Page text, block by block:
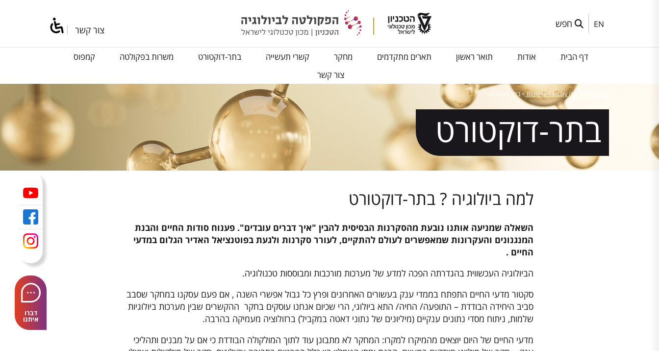
EN חפש
צור קשר
דף הבית אודות תואר ראשון תארים מתקדמים מחקר קשרי תעשייה בתר-דוקטורט משרות בפקולטה
קמפוס
צור קשר
דברו
איתנו
פקולטה לביולוגיה Biology Faculty >בתר-דוקטורט
בתר-דוקטורט
למה ביולוגיה ? בתר-דוקטורט
השאלה שמניעה אותנו נובעת מהסקרנות הבסיסית להבין "איך דברים עובדים". פענוח סודות החיים והבנת
המנגנונים והעקרונות שמאפשרים לעולם להתקיים, לעורר סקרנות ולגעת בפוטנציאל האדיר הגלום במדעי
החיים .
הביולוגיה העכשווית בהגדרתה הפכה למדע של מערכות מורכבות ומבוססות טכנולוגיה.
סקטור מדעי החיים התפתח בממדי ענק בעשורים האחרונים ופרץ כל גבול אפשרי השנה , אם פעם עסקנו במחקר שסבב
סביב היחידה הבודדת – התופעה/ החיה/ התא ביולוגי, הרי שכיום אנחנו עוסקים בחקר ההקשרים שבין מערכות ביולוגיות
שלמות, ניתוח מסדי נתונים ענקיים (מיליונים של נתוני דאטה במקביל) ברזולוציה מעמיקה בהרבה.
מדעי החיים של היום יוצאים מהמיקרו למקרו: המחקר לא מתבונן עוד לתוך המולקולה הבודדת כי אם על מבנים ותהליכי